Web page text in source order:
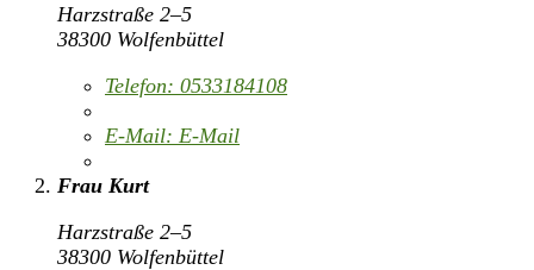
Harzstraße 2–5
38300 Wolfenbüttel
Telefon: 0533184108
E-Mail: E-Mail
Frau Kurt
Harzstraße 2–5
38300 Wolfenbüttel